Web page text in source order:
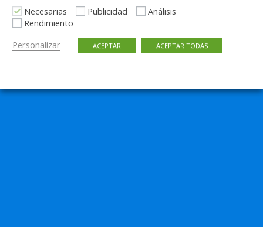
Necesarias
Publicidad
Análisis
Rendimiento
Personalizar
ACEPTAR ACEPTAR TODAS